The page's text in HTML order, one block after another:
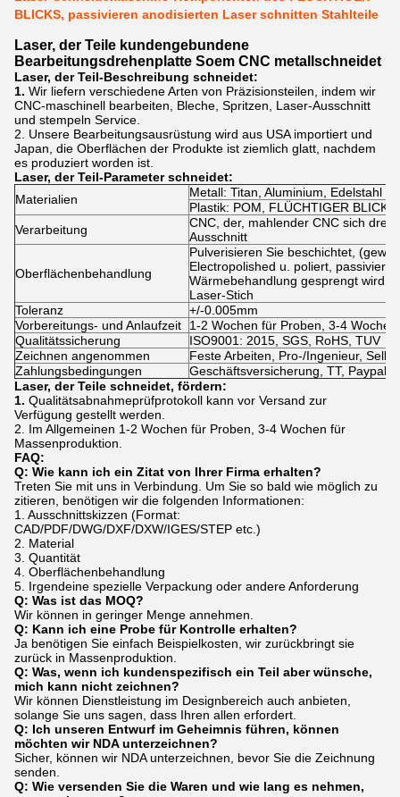
BLICKS, passivieren anodisierten Laser schnitten Stahlteile
Laser, der Teile kundengebundene
Bearbeitungsdrehenplatte Soem CNC metallschneidet
Laser, der Teil-Beschreibung schneidet:
1. Wir liefern verschiedene Arten von Präzisionsteilen, indem wir
CNC-maschinell bearbeiten, Bleche, Spritzen, Laser-Ausschnitt
und stempeln Service.
2. Unsere Bearbeitungsausrüstung wird aus USA importiert und
Japan, die Oberflächen der Produkte ist ziemlich glatt, nachdem
es produziert worden ist.
Laser, der Teil-Parameter schneidet:
Materialien
Metall: Titan, Aluminium, Edelstahl
Plastik: POM, FLÜCHTIGER BLICK,
Verarbeitung
CNC, der, mahlender CNC sich
Ausschnitt
Oberflächenbehandlung
Pulverisieren Sie beschichtet,
Electropolished u. poliert,
Wärmebehandlung gesprengt wird,
Laser-Stich
Toleranz
+/-0.005mm
Vorbereitungs- und Anlaufzeit
1-2 Wochen für Proben, 3-4
Qualitätssicherung
ISO9001: 2015, SGS, RoHS, TUV
Zeichnen angenommen
Feste Arbeiten, Pro-/Ingenieur,
Zahlungsbedingungen
Geschäftsversicherung, TT, Paypal,
Laser, der Teile schneidet, fördern:
1. Qualitätsabnahmeprüfprotokoll kann vor Versand zur
Verfügung gestellt werden.
2. Im Allgemeinen 1-2 Wochen für Proben, 3-4 Wochen für
Massenproduktion.
FAQ:
Q: Wie kann ich ein Zitat von Ihrer Firma erhalten?
Treten Sie mit uns in Verbindung. Um Sie so bald wie möglich zu
zitieren, benötigen wir die folgenden Informationen:
1. Ausschnittskizzen (Format:
CAD/PDF/DWG/DXF/DXW/IGES/STEP etc.)
2. Material
3. Quantität
4. Oberflächenbehandlung
5. Irgendeine spezielle Verpackung oder andere Anforderung
Q: Was ist das MOQ?
Wir können in geringer Menge annehmen.
Q: Kann ich eine Probe für Kontrolle erhalten?
Ja benötigen Sie einfach Beispielkosten, wir zurückbringt sie
zurück in Massenproduktion.
Q: Was, wenn ich kundenspezifisch ein Teil aber wünsche,
mich kann nicht zeichnen?
Wir können Dienstleistung im Designbereich auch anbieten,
solange Sie uns sagen, dass Ihren allen erfordert.
Q: Ich unseren Entwurf im Geheimnis führen, können
möchten wir NDA unterzeichnen?
Sicher, können wir NDA unterzeichnen, bevor Sie die Zeichnung
senden.
Q: Wie versenden Sie die Waren und wie lang es nehmen,